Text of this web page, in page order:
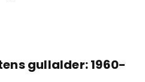
gullalder: 1960-